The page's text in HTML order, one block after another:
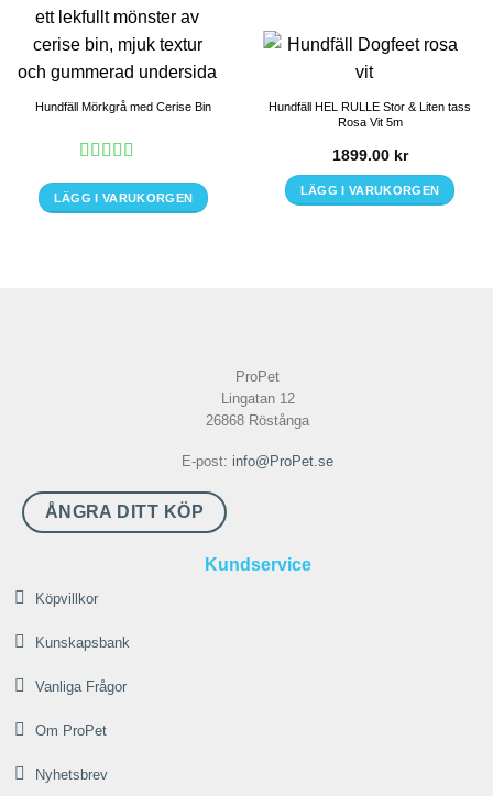
Hundfäll Mörkgrå med Cerise Bin
av 5
LÄGG I VARUKORGEN
produktsidan
Hundfäll HEL RULLE Stor & Liten tass
Rosa Vit 5m
1899.00 kr
LÄGG I VARUKORGEN
ProPet
Lingatan 12
26868 Röstånga
E-post: info@ProPet.se
ÅNGRA DITT KÖP
Kundservice
Köpvillkor
Kunskapsbank
Vanliga Frågor
Om ProPet
Nyhetsbrev